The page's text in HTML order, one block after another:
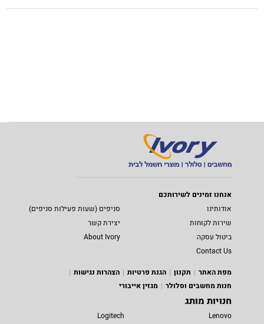
אנחנו זמינים לשירותכם
אודותינו
סניפים (שעות פעילות סניפים)
שירות לקוחות
יצירת קשר
ביטול עסקה
About Ivory
Contact Us
מפת האתר
תקנון הגנת פרטיות
הצהרות נגישות
חנות מחשבים וסלולר
מגזין אייבורי
חנויות מותג
Lenovo
Logitech